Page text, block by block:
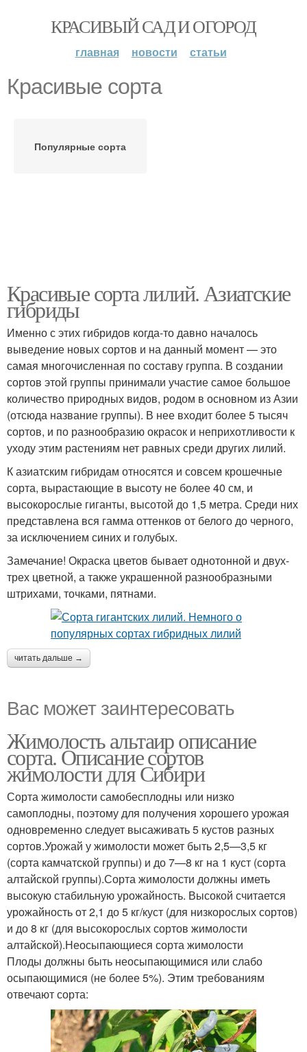
КРАСИВЫЙ САД И ОГОРОД
главная новости статьи
Красивые сорта
Популярные сорта
Красивые сорта лилий. Азиатские
гибриды
Именно с этих гибридов когда-то давно началось
выведение новых сортов и на данный момент — это
самая многочисленная по составу группа. В создании
сортов этой группы принимали участие самое большое
количество природных видов, родом в основном из Азии
(отсюда название группы). В нее входит более 5 тысяч
сортов, и по разнообразию окрасок и неприхотливости к
уходу этим растениям нет равных среди других лилий.
К азиатским гибридам относятся и совсем крошечные
сорта, вырастающие в высоту не более 40 см, и
высокорослые гиганты, высотой до 1,5 метра. Среди них
представлена вся гамма оттенков от белого до черного,
за исключением синих и голубых.
Замечание! Окраска цветов бывает однотонной и двух-
трех цветной, а также украшенной разнообразными
штрихами, точками, пятнами.
читать дальше →
Вас может заинтересовать
Жимолость альтаир описание
сорта. Описание сортов
жимолости для Сибири
Сорта жимолости самобесплодны или низко
самоплодны, поэтому для получения хорошего урожая
одно­временно следует высаживать 5 кустов разных
сортов.Уро­жай у жимолости может быть 2,5—3,5 кг
(сорта камчатской группы) и до 7—8 кг на 1 куст (сорта
алтайской группы).Сорта жимолости должны иметь
высокую стабильную урожайность. Высокой считается
урожайность от 2,1 до 5 кг/куст (для низкорослых сортов)
и до 8 кг (для высокорослых сортов жимолости
алтайской).Неосыпающиеся сорта жимолости
Плоды должны быть неосыпающимися или слабо
осыпающимися (не более 5%). Этим требованиям
отвечают сорта: